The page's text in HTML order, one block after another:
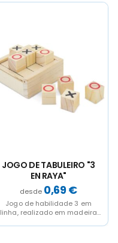
JOGO DE TABULEIRO "3
EN RAYA"
0,69€
Jogo de habilidade 3 em
linha, realizado em madeira